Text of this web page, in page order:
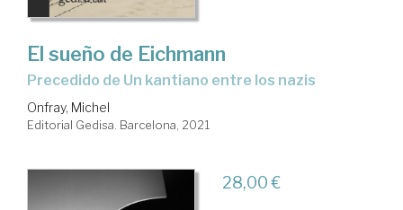
El sueño de Eichmann
precedido de Un kantiano entre los nazis
Onfray, Michel
Editorial Gedisa. Barcelona, 2021
28,00 €